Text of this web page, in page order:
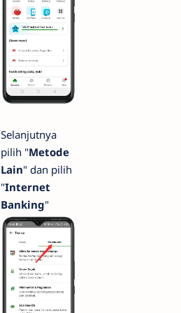
Selanjutnya
pilih "Metode
Lain" dan pilih
"Internet
Banking"